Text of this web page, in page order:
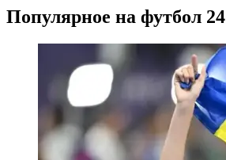
Популярное на футбол 24